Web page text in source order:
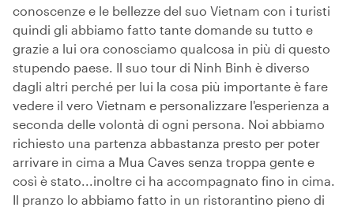
conoscenze e le bellezze del suo Vietnam con i turisti
quindi gli abbiamo fatto tante domande su tutto e
grazie a lui ora conosciamo qualcosa in più di questo
stupendo paese. Il suo tour di Ninh Binh è diverso
dagli altri perché per lui la cosa più importante è fare
vedere il vero Vietnam e personalizzare l'esperienza a
seconda delle volontà di ogni persona. Noi abbiamo
richiesto una partenza abbastanza presto per poter
arrivare in cima a Mua Caves senza troppa gente e
così è stato...inoltre ci ha accompagnato fino in cima.
Il pranzo lo abbiamo fatto in un ristorantino pieno di